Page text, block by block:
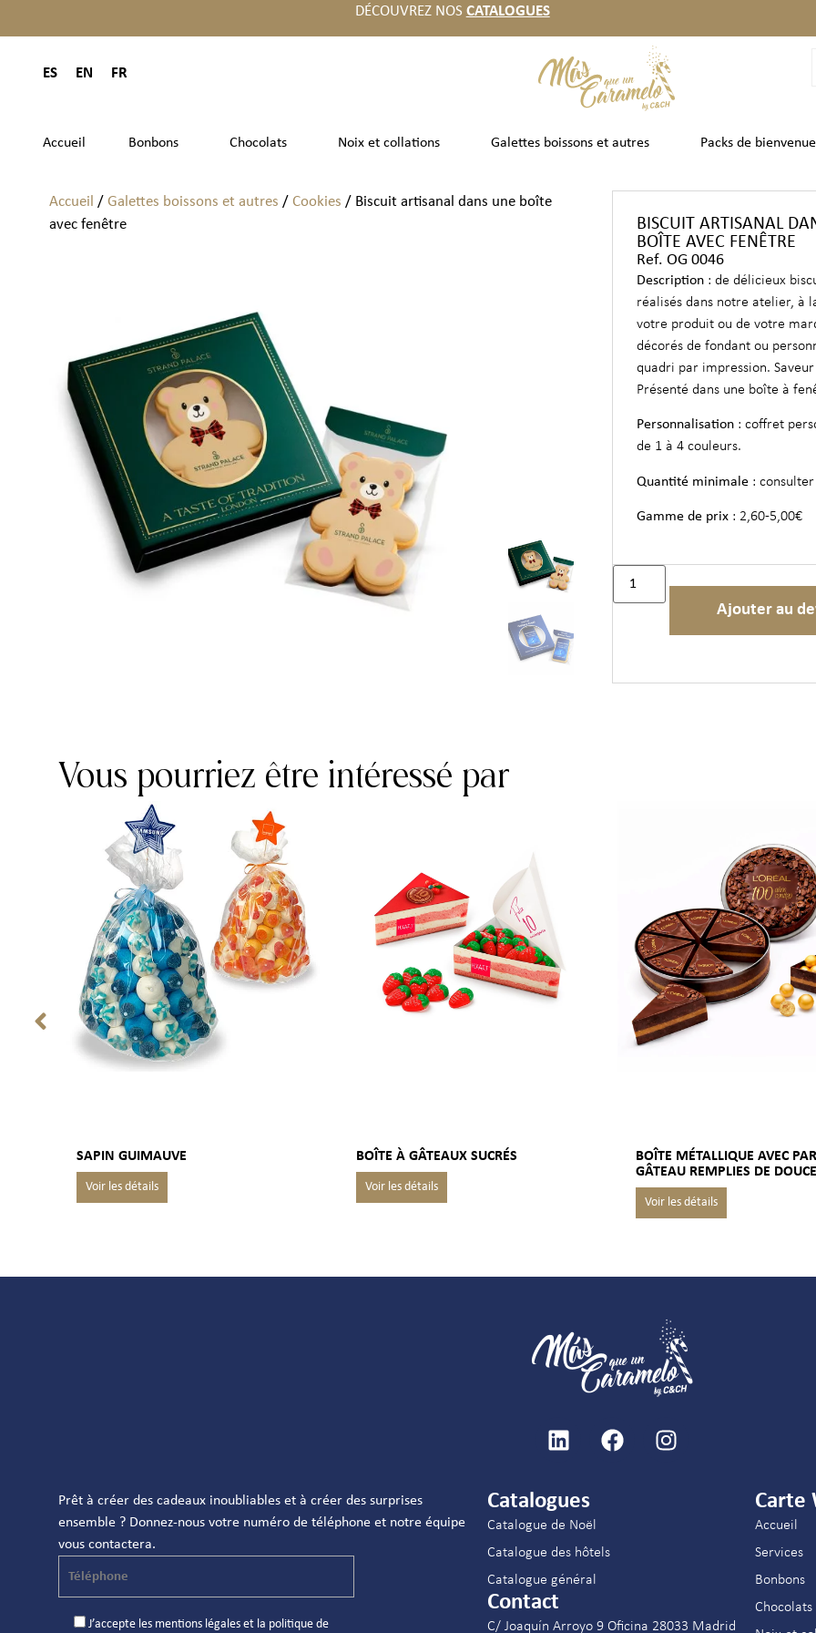
DÉCOUVREZ NOS CATALOGUES
ES EN FR
Accueil Bonbons Chocolats Noix et collations Galettes boissons et autres Packs de
Accueil / Galettes boissons et autres / Cookies / Biscuit artisanal dans une boîte
avec fenêtre
BISCUIT ARTISANAL
BOÎTE AVEC FENÊTRE
Ref. OG 0046
Description: de délicieux
réalisés dans notre atelier, à
votre produit ou de votre
décorés de fondant ou
quadri par impression.
Présenté dans une boîte à
Personnalisation: coffret
de 1 à 4 couleurs.
Quantité minimale: consulter
Gamme de prix: 2,60-5,00€
Ajouter au
Vous pourriez être intéressé par
SAPIN GUIMAUVE BOÎTE À GÂTEAUX SUCRÉS
BOÎTE MÉTALLIQUE AVEC
GÂTEAU REMPLIES DE
Prêt à créer des cadeaux inoubliables et à créer des surprises
ensemble ? Donnez-nous votre numéro de téléphone et notre équipe
vous contactera.
J’accepte les mentions légaleset la politique de
Catalogues
Catalogue de Noël
Catalogue des hôtels
Catalogue général
Contact
C/ Joaquín Arroyo 9 Oficina 28033 Madrid
Carte
Accueil
Services
Bonbons
Chocolats